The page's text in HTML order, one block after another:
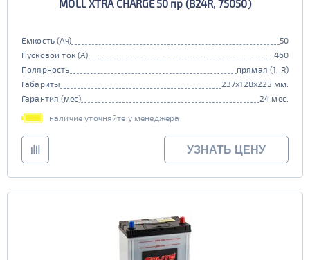
MOLL XTRA CHARGE 50 пр (B24R, 75050)
Емкость (Ач)
50
Пусковой ток (А)
460
Полярность
прямая (1, R)
Габариты
237x128x225 мм.
Гарантия (мес)
24 мес.
наличие уточняйте у менеджера
УЗНАТЬ ЦЕНУ